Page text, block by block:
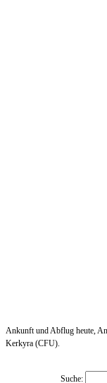
Ankunft und Abflug heute,
Kerkyra (CFU).
Suche: